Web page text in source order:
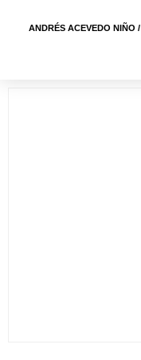
ANDRÉS ACEVEDO NIÑO /